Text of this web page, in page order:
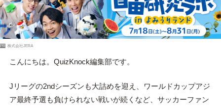
PR 株式会社JERA
こんにちは。QuizKnock編集部です。
Jリーグの2ndシーズンも大詰めを迎え、ワールドカップアジ
ア最終予選も負けられない戦いが続くなど、サッカーファン